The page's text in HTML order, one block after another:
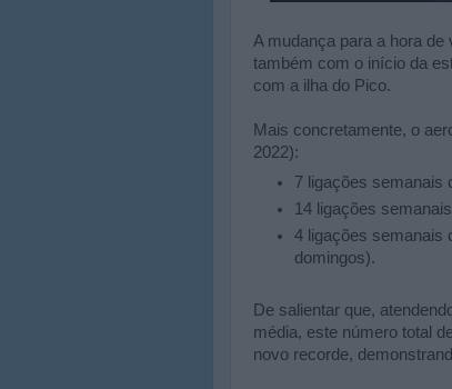
A mudança para a hora
também com o início da
com a ilha do Pico.
Mais concretamente, o
2022):
7 ligações semanais
14 ligações
4 ligações semanais
domingos).
De salientar que,
média, este número total
novo recorde,